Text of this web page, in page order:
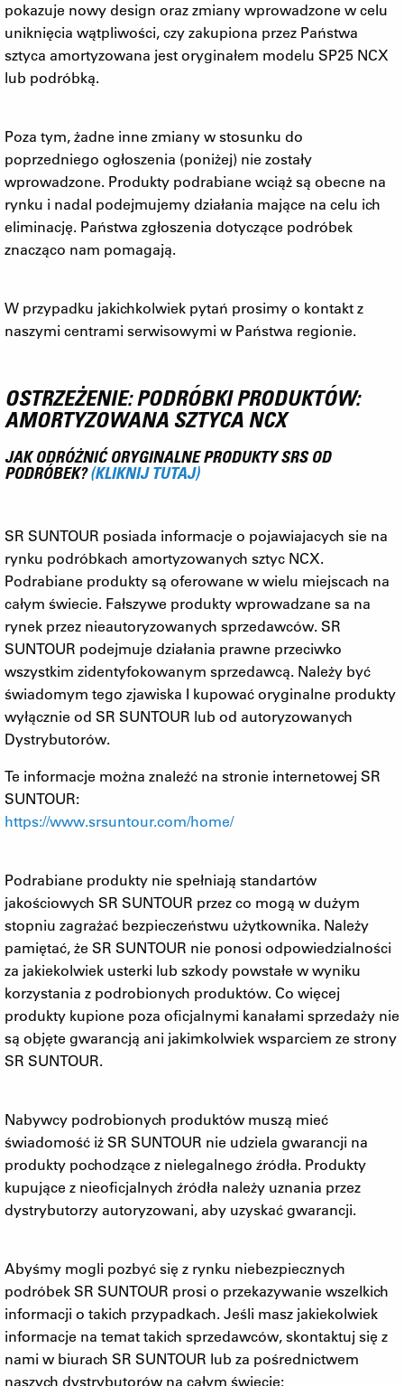
pokazuje nowy design oraz zmiany wprowadzone w celu
uniknięcia wątpliwości, czy zakupiona przez Państwa
sztyca amortyzowana jest oryginałem modelu SP25 NCX
lub podróbką.
Poza tym, żadne inne zmiany w stosunku do
poprzedniego ogłoszenia (poniżej) nie zostały
wprowadzone. Produkty podrabiane wciąż są obecne na
rynku i nadal podejmujemy działania mające na celu ich
eliminację. Państwa zgłoszenia dotyczące podróbek
znacząco nam pomagają.
W przypadku jakichkolwiek pytań prosimy o kontakt z
naszymi centrami serwisowymi w Państwa regionie.
OSTRZEŻENIE: PODRÓBKI PRODUKTÓW:
AMORTYZOWANA SZTYCA NCX
JAK ODRÓŻNIĆ ORYGINALNE PRODUKTY SRS OD
PODRÓBEK?(KLIKNIJ TUTAJ)
SR SUNTOUR posiada informacje o pojawiajacych sie na
rynku podróbkach amortyzowanych sztyc NCX.
Podrabiane produkty są oferowane w wielu miejscach na
całym świecie. Fałszywe produkty wprowadzane sa na
rynek przez nieautoryzowanych sprzedawców. SR
SUNTOUR podejmuje działania prawne przeciwko
wszystkim zidentyfokowanym sprzedawcą. Należy być
świadomym tego zjawiska I kupować oryginalne produkty
wyłącznie od SR SUNTOUR lub od autoryzowanych
Dystrybutorów.
Te informacje można znaleźć na stronie internetowej SR
SUNTOUR:
https://www.srsuntour.com/home/
Podrabiane produkty nie spełniają standartów
jakościowych SR SUNTOUR przez co mogą w dużym
stopniu zagrażać bezpieczeństwu użytkownika. Należy
pamiętać, że SR SUNTOUR nie ponosi odpowiedzialności
za jakiekolwiek usterki lub szkody powstałe w wyniku
korzystania z podrobionych produktów. Co więcej
produkty kupione poza oficjalnymi kanałami sprzedaży nie
są objęte gwarancją ani jakimkolwiek wsparciem ze strony
SR SUNTOUR.
Nabywcy podrobionych produktów muszą mieć
świadomość iż SR SUNTOUR nie udziela gwarancji na
produkty pochodzące z nielegalnego źródła. Produkty
kupujące z nieoficjalnych źródła należy uznania przez
dystrybutorzy autoryzowani, aby uzyskać gwarancji.
Abyśmy mogli pozbyć się z rynku niebezpiecznych
podróbek SR SUNTOUR prosi o przekazywanie wszelkich
informacji o takich przypadkach. Jeśli masz jakiekolwiek
informacje na temat takich sprzedawców, skontaktuj się z
nami w biurach SR SUNTOUR lub za pośrednictwem
naszych dystrybutorów na całym świecie: